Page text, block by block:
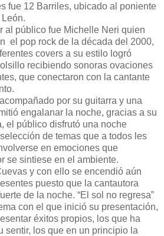
fue 12 Barriles, ubicado al poniente
al público fue Michelle Neri quien
el pop rock de la década del 2000,
covers a su estilo logró
recibiendo sonoras ovaciones
que conectaron con la cantante
por su guitarra y una
engalanar la noche, gracias a su
el público disfrutó una noche
de temas que a todos les
en emociones que
se sintiese en el ambiente.
y con ello se encendió aún
puesto que la cantautora
de la noche. “El sol no regresa”
con el que inició su presentación,
éxitos propios, los que ha
sentir, los que en un principio la